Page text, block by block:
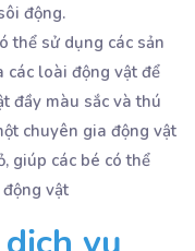
động.
thể sử dụng các sản
các loài động vật để
đầy màu sắc và thú
chuyên gia động vật
giúp các bé có thể
vật